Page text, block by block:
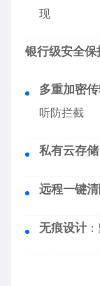
现
银行级安全保
多重加密
听防拦截
私有云存储
远程一键
无痕设计